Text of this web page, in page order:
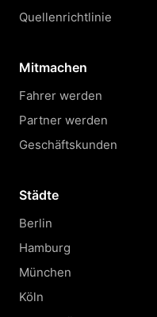
Quellenrichtlinie
Mitmachen
Fahrer werden
Partner werden
Geschäftskunden
Städte
Berlin
Hamburg
München
Köln